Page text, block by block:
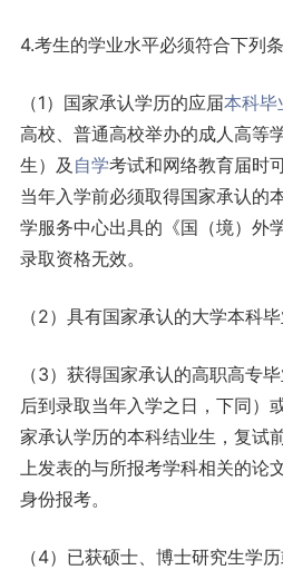
4.考生的学业水平必须符合下列
（1）国家承认学历的应届本科毕
高校、普通高校举办的成人高等
生）及 自学考试和网络教育届时
当年入学前必须取得国家承认的
学服务中心出具的《国（境）外
录取资格无效。
（2）具有国家承认的大学本科毕
（3）获得国家承认的高职高专
后到录取当年入学之日，下同）
家承认学历的本科结业生，复试
上发表的与所报考学科相关的论
身份报考。
（4）已获硕士、博士研究生学历